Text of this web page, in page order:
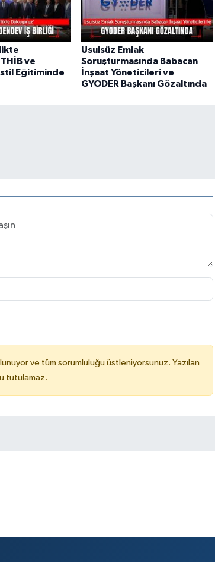
ve
Eğitiminde
Usulsüz Emlak
Soruşturmasında Babacan
İnşaat Yöneticileri ve
GYODER Başkanı Gözaltında
ve tüm sorumluluğu üstleniyorsunuz. Yazılan
tutulamaz.